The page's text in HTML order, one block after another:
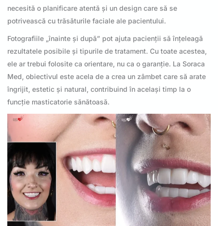
necesită o planificare atentă și un design care să se
potrivească cu trăsăturile faciale ale pacientului.
Fotografiile „înainte și după” pot ajuta pacienții să înțeleagă
rezultatele posibile și tipurile de tratament. Cu toate acestea,
ele ar trebui folosite ca orientare, nu ca o garanție. La Soraca
Med, obiectivul este acela de a crea un zâmbet care să arate
îngrijit, estetic și natural, contribuind în același timp la o
funcție masticatorie sănătoasă.